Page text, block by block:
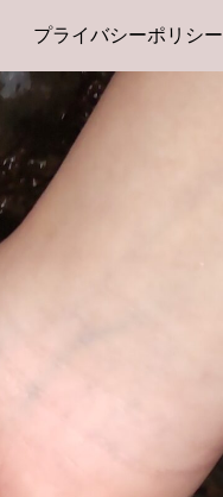
プライバシーポリシー